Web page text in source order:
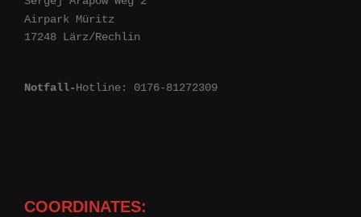
Airpark Müritz
17248 Lärz/Rechlin
Notfall-Hotline: 0176-81272309
COORDINATES: